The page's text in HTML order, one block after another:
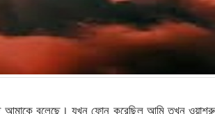
আমাকে বলেছে। যখন ফোন করেছিল আমি তখন